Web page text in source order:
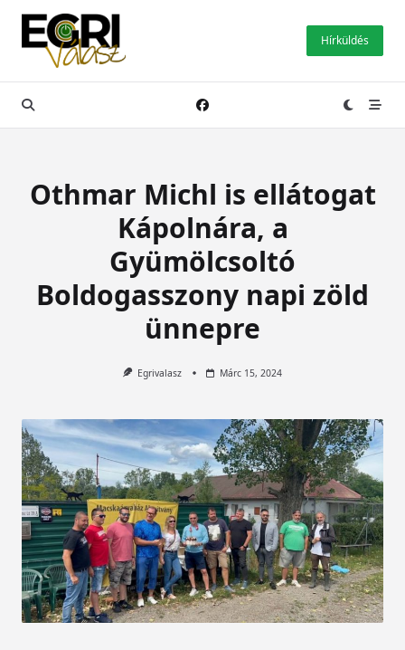
Skip
content
Hírküldés
Othmar Michl is ellátogat
Kápolnára, a
Gyümölcsoltó
Boldogasszony napi zöld
ünnepre
Egrivalasz Márc 15, 2024